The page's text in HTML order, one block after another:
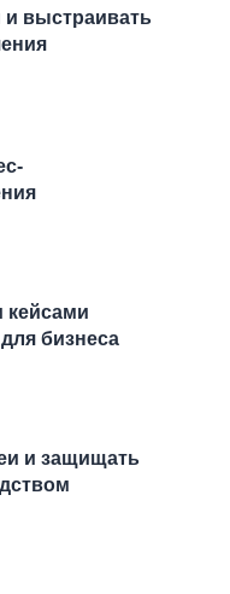
кейсами
бизнеса
выстраивать
и защищать